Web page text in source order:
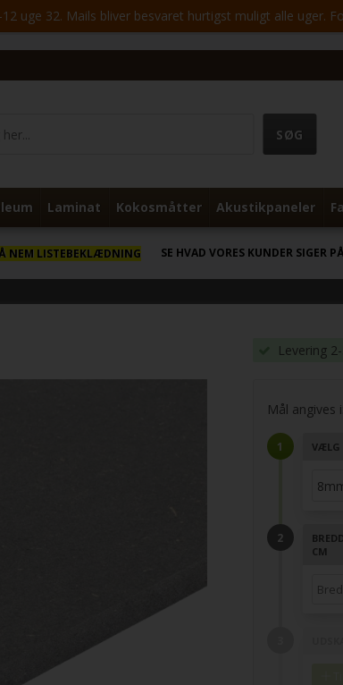
uge 32. Mails bliver besvaret hurtigst muligt alle uger.
Laminat Kokosmåtter Akustikpaneler
NEM LISTEBEKLÆDNING SE HVAD VORES KUNDER SIGER
Levering
Mål angives i:
VÆLG
CM